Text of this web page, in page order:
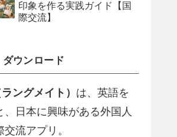
印象を作る実践ガイド【国
際交流】
ウンロード
ングメイト） は、英語を
、日本に興味がある外国人
流アプリ。